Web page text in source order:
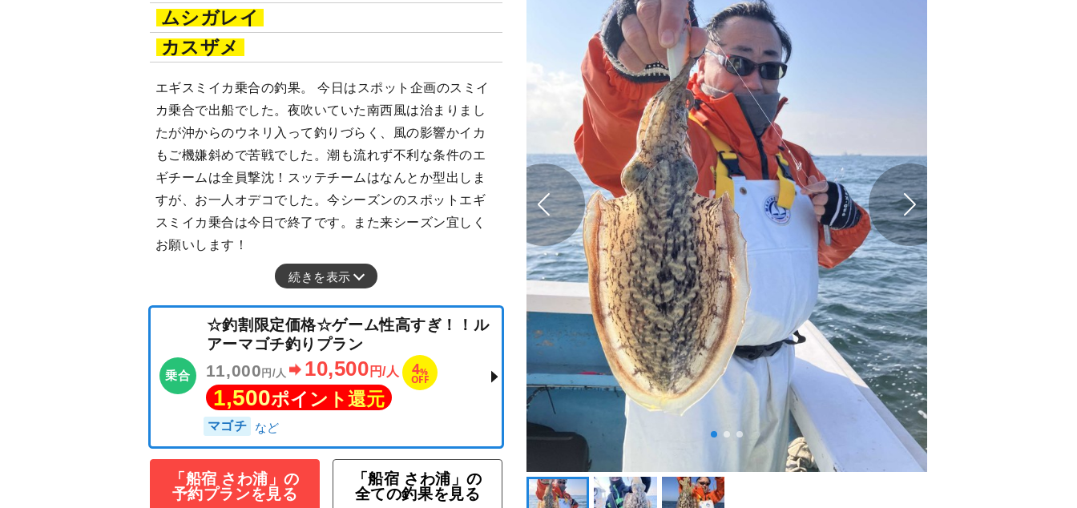
ムシガレイ
カスザメ
エギスミイカ乗合の釣果。 今日はスポット企画のスミイ
カ乗合で出船でした。夜吹いていた南西風は治まりまし
たが沖からのウネリ入って釣りづらく、風の影響かイカ
もご機嫌斜めで苦戦でした。潮も流れず不利な条件のエ
ギチームは全員撃沈！スッテチームはなんとか型出しま
すが、お一人オデコでした。今シーズンのスポットエギ
スミイカ乗合は今日で終了です。また来シーズン宜しく
お願いします！
続きを表示
☆釣割限定価格☆ゲーム性高すぎ！！ル
アーマゴチ釣りプラン
「船宿 さわ浦」の
予約プランを見る
「船宿 さわ浦」の
全ての釣果を見る